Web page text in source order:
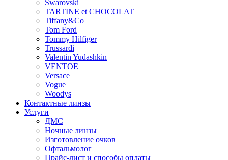
Swarovski
TARTINE et CHOCOLAT
Tiffany&Co
Tom Ford
Tommy Hilfiger
Trussardi
Valentin Yudashkin
VENTOE
Versace
Vogue
Woodys
Контактные линзы
Услуги
ДМС
Ночные линзы
Изготовление очков
Офтальмолог
Прайс-лист и способы оплаты